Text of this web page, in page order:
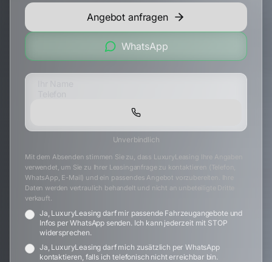
Angebot anfragen
WhatsApp
Unverbindlich
Mit dem Absenden stimmen Sie zu, dass LuxuryLeasing Ihre Angaben
verwendet, um Sie zu Ihrer Leasinganfrage zu kontaktieren (Telefon,
WhatsApp, E-Mail) und ein passendes Angebot vorzubereiten. Ihre
Daten werden vertraulich behandelt und nicht an unbeteiligte Dritte
verkauft.
Ja, LuxuryLeasing darf mir passende Fahrzeugangebote und
Infos per WhatsApp senden. Ich kann jederzeit mit STOP
widersprechen.
Ja, LuxuryLeasing darf mich zusätzlich per WhatsApp
kontaktieren, falls ich telefonisch nicht erreichbar bin.